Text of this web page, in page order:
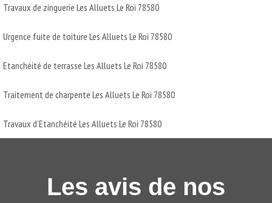
Travaux de zinguerie Les Alluets Le Roi 78580
Urgence fuite de toiture Les Alluets Le Roi 78580
Etanchéité de terrasse Les Alluets Le Roi 78580
Traitement de charpente Les Alluets Le Roi 78580
Travaux d'Etanchéité Les Alluets Le Roi 78580
Les avis de nos